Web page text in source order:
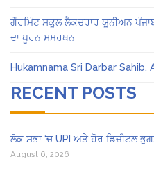
ਗੌਰਮਿੰਟ ਸਕੂਲ ਲੈਕਚਰਾਰ ਯੂਨੀਅਨ
ਦਾ ਪੂਰਨ ਸਮਰਥਨ
Hukamnama Sri Darbar Sahib,
RECENT POSTS
ਲੋਕ ਸਭਾ ‘ਚ UPI ਅਤੇ ਹੋਰ ਡਿਜ਼ੀਟਲ
August 6, 2026